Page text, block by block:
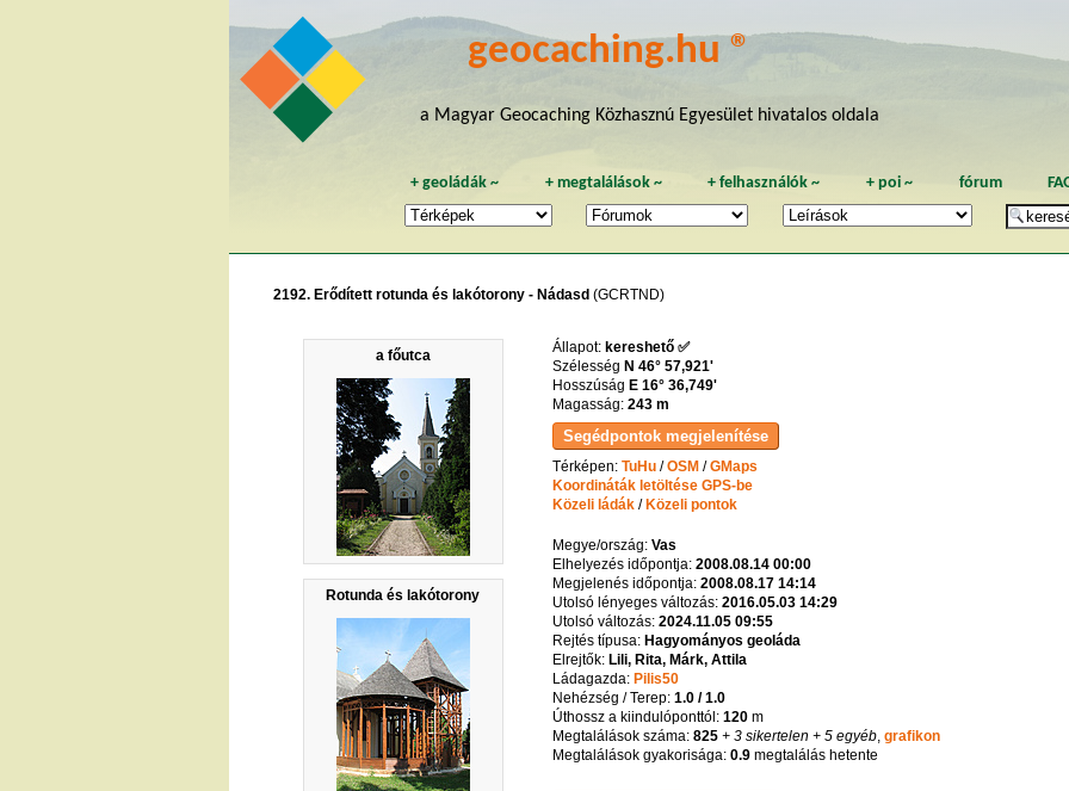
geocaching.hu ®
a Magyar Geocaching Közhasznú Egyesület hivatalos oldala
+geoládák ~ + megtalálások~ +felhasználók ~ + poi~ fórum
2192. Erődített rotunda és lakótorony - Nádasd (GCRTND)
a főutca
Rotunda és lakótorony
Állapot: kereshető ✅
Szélesség N 46° 57,921'
Hosszúság E 16° 36,749'
Magasság: 243 m
Térképen: TuHu/OSM/GMaps
Koordináták letöltése GPS-be
Közeli ládák/Közeli pontok
Megye/ország: Vas
Elhelyezés időpontja: 2008.08.14 00:00
Megjelenés időpontja: 2008.08.17 14:14
Utolsó lényeges változás: 2016.05.03 14:29
Utolsó változás: 2024.11.05 09:55
Rejtés típusa: Hagyományos geoláda
Elrejtők: Lili, Rita, Márk, Attila
Ládagazda: Pilis50
Nehézség / Terep: 1.0 / 1.0
Úthossz a kiindulóponttól: 120m
Megtalálások száma: 825+ 3 sikertelen + 5 egyéb, grafikon
Megtalálások gyakorisága: 0.9megtalálás hetente